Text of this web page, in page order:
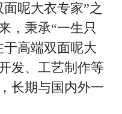
呢大衣专家”之
，秉承“一生只
高端双面呢大
发、工艺制作等
长期与国内外一